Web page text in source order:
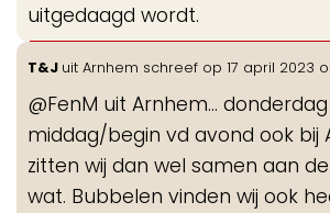
uitgedaagd wordt.
T&J uit Arnhem schreef op 17 april 2023
@FenM uit Arnhem… donderdag
middag/begin vd avond ook bij
zitten wij dan wel samen aan
wat. Bubbelen vinden wij ook